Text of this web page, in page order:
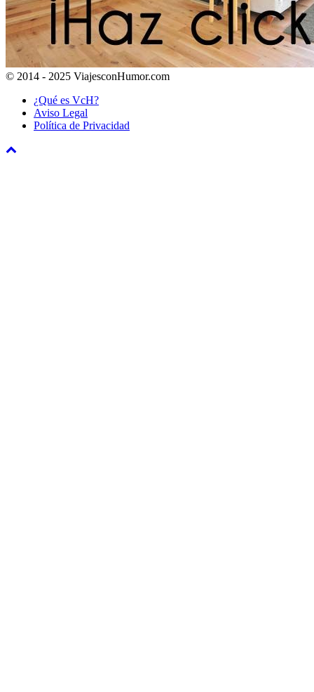
© 2014 - 2025 ViajesconHumor.com
¿Qué es VcH?
Aviso Legal
Política de Privacidad